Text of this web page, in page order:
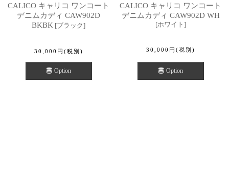
CALICO キャリコ ワンコート
デニムカディ CAW902D
BKBK [ブラック]
30,000 円 (税別)
Option
CALICO キャリコ ワンコート
デニムカディ CAW902D WH
[ホワイト ]
30,000 円 (税別)
Option